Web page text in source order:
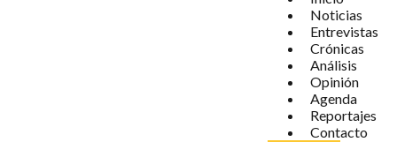
Noticias
Entrevistas
Crónicas
Análisis
Opinión
Agenda
Reportajes
Contacto